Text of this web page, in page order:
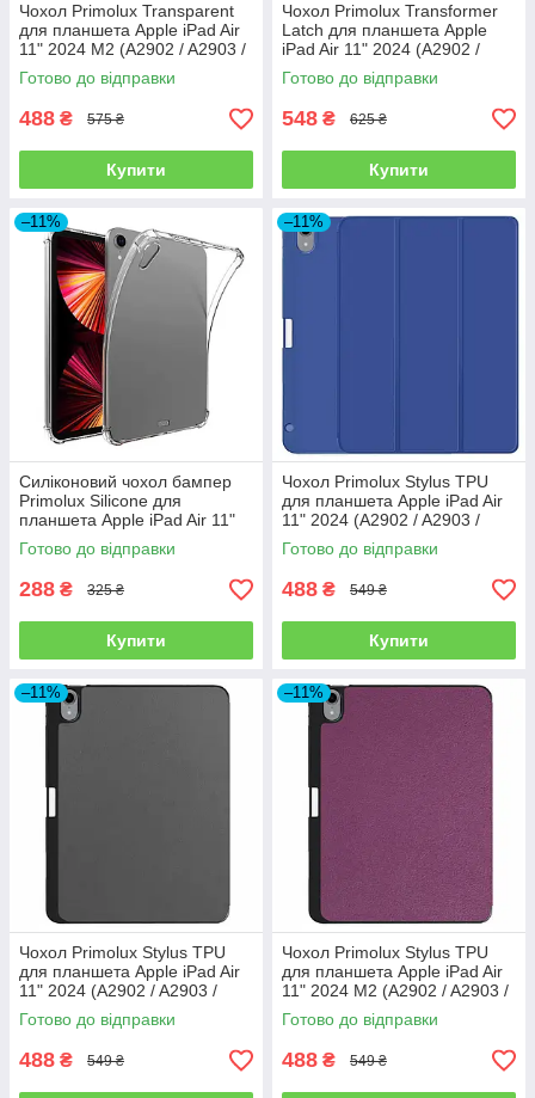
Чохол Primolux Transparent
для планшета Apple iPad Air
11" 2024 M2 (A2902 / A2903 /
A2904) - Black/Clear
Готово до відправки
488 ₴ 575 ₴
Купити
Чохол Primolux Transformer
Latch для планшета Apple
iPad Air 11" 2024 (A2902 /
A2903 / A2904) - Pink
Готово до відправки
548 ₴ 625 ₴
Купити
–11%
Силіконовий чохол бампер
Primolux Silicone для
планшета Apple iPad Air 11"
2024 (A2902/A2903/A2904) -
Clear
Готово до відправки
288 ₴ 325 ₴
Купити
–11%
Чохол Primolux Stylus TPU
для планшета Apple iPad Air
11" 2024 (A2902 / A2903 /
A2904) - Blue
Готово до відправки
488 ₴ 549 ₴
Купити
–11%
Чохол Primolux Stylus TPU
для планшета Apple iPad Air
11" 2024 (A2902 / A2903 /
A2904) - Grey
Готово до відправки
488 ₴ 549 ₴
–11%
Чохол Primolux Stylus TPU
для планшета Apple iPad Air
11" 2024 M2 (A2902 / A2903 /
A2904) - Purple
Готово до відправки
488 ₴ 549 ₴